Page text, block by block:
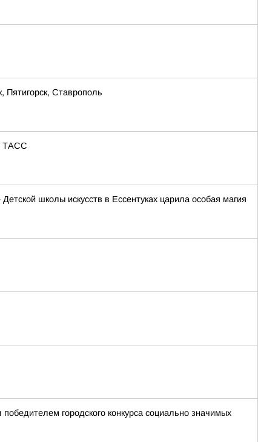
Ставрополь
ТАСС
школы искусств в Ессентуках царила особая магия
городского конкурса социально значимых